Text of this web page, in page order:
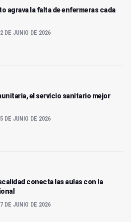
agrava la falta de enfermeras cada
DE JUNIO DE 2026
el servicio sanitario mejor
DE JUNIO DE 2026
conecta las aulas con la
DE JUNIO DE 2026